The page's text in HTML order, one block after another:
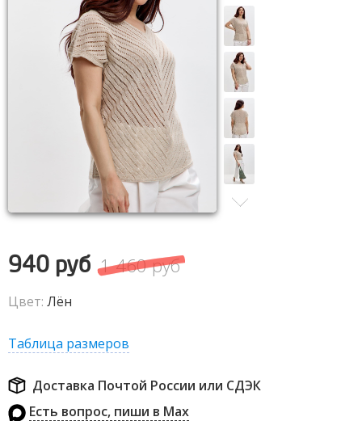
940 руб 1 460 руб
Цвет: Лён
Таблица размеров
Доставка Почтой России или СДЭК
Есть вопрос, пиши в Max